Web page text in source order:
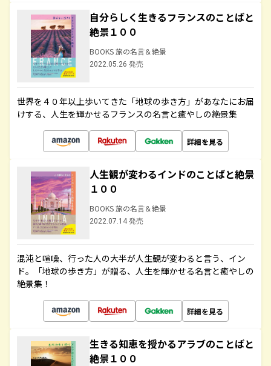
自分らしく生きるフランスのことばと
絶景１００
BOOKS 旅の名言＆絶景
2022.05.26 発売
世界を４０年以上歩いてきた「地球の歩き方」があなたにお届
けする、人生を輝かせるフランスの名言と癒やしの絶景集
詳細を見る
人生観が変わるインドのことばと絶景
１００
BOOKS 旅の名言＆絶景
2022.07.14 発売
混沌と喧噪、行った人の大半が人生観が変わると言う、イン
ド。「地球の歩き方」が贈る、人生を輝かせる名言と癒やしの
絶景集！
詳細を見る
生きる知恵を授かるアラブのことばと
絶景１００